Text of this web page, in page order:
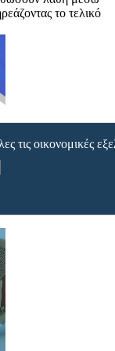
το τελικό
τις οικονομικές